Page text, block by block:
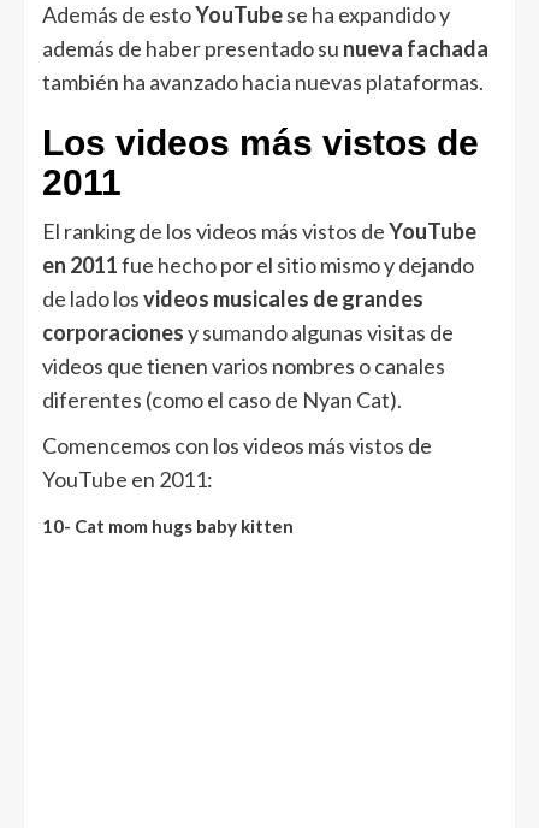
Además de estoYouTubese ha expandido y
además de haber presentado su nueva fachada
también ha avanzado hacia nuevas plataformas.
Los videos más vistos de
2011
El ranking de los videos más vistos deYouTube
en 2011fue hecho por el sitio mismo y dejando
de lado losvideos musicales de grandes
corporacionesy sumando algunas visitas de
videos que tienen varios nombres o canales
diferentes (como el caso de Nyan Cat).
Comencemos con los videos más vistos de
YouTube en 2011:
10- Cat mom hugs baby kitten